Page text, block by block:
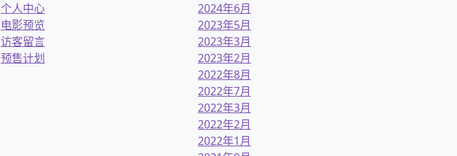
个人中心
电影预览
访客留言
预售计划
2024年6月
2023年5月
2023年3月
2023年2月
2022年8月
2022年7月
2022年3月
2022年2月
2022年1月